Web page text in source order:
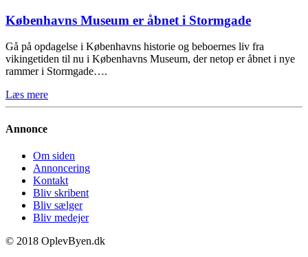
Københavns Museum er åbnet i Stormgade
Gå på opdagelse i Københavns historie og beboernes liv fra
vikingetiden til nu i Københavns Museum, der netop er åbnet i nye
rammer i Stormgade….
Læs mere
Annonce
Om siden
Annoncering
Kontakt
Bliv skribent
Bliv sælger
Bliv medejer
© 2018 OplevByen.dk